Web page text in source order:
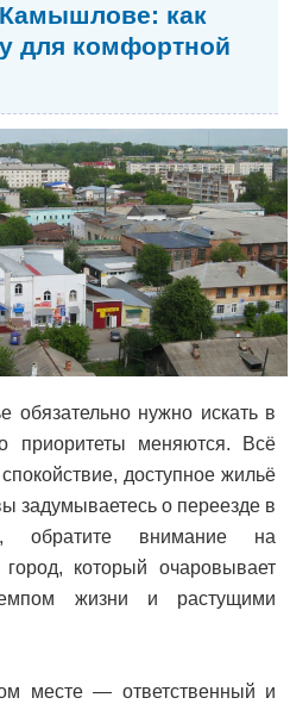
как
для комфортной
обязательно нужно искать в
приоритеты меняются. Всё
доступное жильё
задумываетесь о переезде в
обратите внимание на
который очаровывает
жизни и растущими
месте — ответственный и